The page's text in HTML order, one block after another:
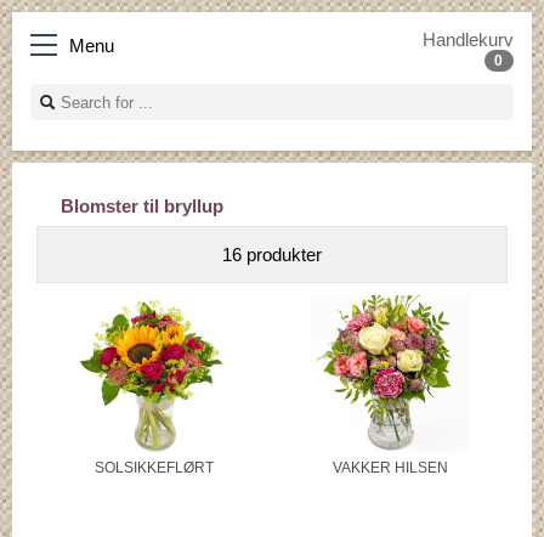
Menu Handlekurv
0
Blomster til bryllup
16 produkter
SOLSIKKEFLØRT VAKKER HILSEN